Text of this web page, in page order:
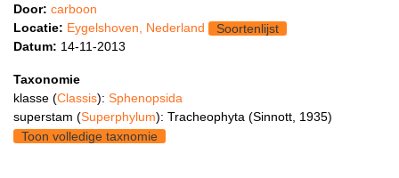
Door: carboon
Locatie: Eygelshoven, Nederland
Soortenlijst
Datum: 14-11-2013
Taxonomie
klasse (Classis): Sphenopsida
superstam (Superphylum): Tracheophyta (Sinnott, 1935)
Toon volledige taxnomie